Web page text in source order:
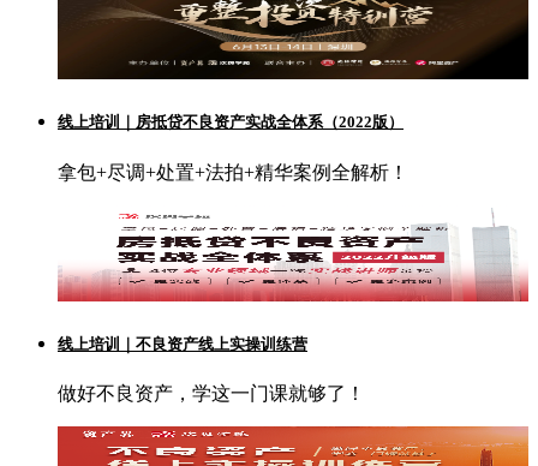
线上培训｜房抵贷不良资产实战全体系（2022版）
拿包+尽调+处置+法拍+精华案例全解析！
线上培训｜不良资产线上实操训练营
做好不良资产，学这一门课就够了！